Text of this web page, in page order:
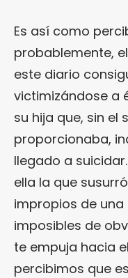
Es así como
probablemente,
este diario
victimizándose a
su hija que, sin el
proporcionaba,
llegado a
ella la que
impropios de una
imposibles de
te empuja hacia
percibimos que